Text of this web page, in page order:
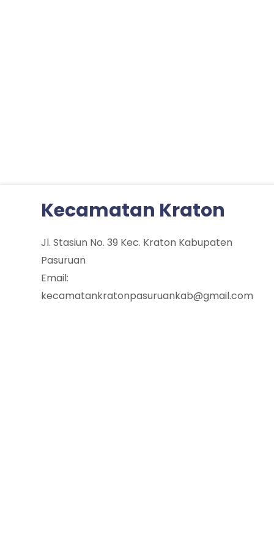
Kecamatan Kraton
Jl. Stasiun No. 39 Kec. Kraton Kabupaten
Pasuruan
Email:
kecamatankratonpasuruankab@gmail.com